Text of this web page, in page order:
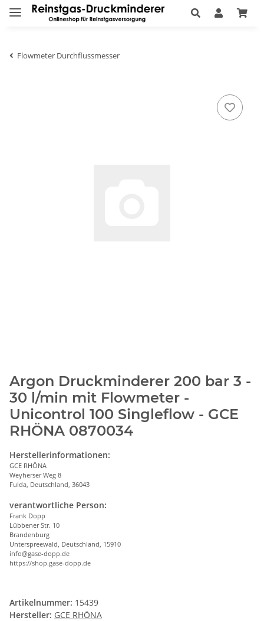
Flowmeter Durchflussmesser
Argon Druckminderer 200 bar 3 -
30 l/min mit Flowmeter -
Unicontrol 100 Singleflow - GCE
RHÖNA 0870034
Herstellerinformationen:
GCE RHÖNA
Weyherser Weg 8
Fulda, Deutschland, 36043
verantwortliche Person:
Frank Dopp
Lübbener Str. 10
Brandenburg
Unterspreewald, Deutschland, 15910
info@gase-dopp.de
https://shop.gase-dopp.de
Artikelnummer: 15439
Hersteller: GCE RHÖNA